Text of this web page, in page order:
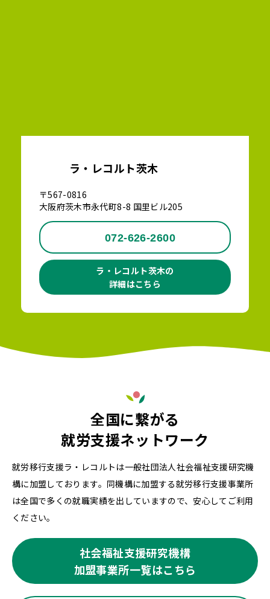
ラ・レコルト茨木
〒567-0816
大阪府茨木市永代町8-8 国里ビル205
072-626-2600
ラ・レコルト茨木の
詳細はこちら
全国に繋がる
就労支援ネットワーク
就労移行支援ラ・レコルトは一般社団法人社会福祉支援研究機
構に加盟しております。同機構に加盟する就労移行支援事業所
は全国で多くの就職実績を出していますので、安心してご利用
ください。
社会福祉支援研究機構
加盟事業所一覧はこちら